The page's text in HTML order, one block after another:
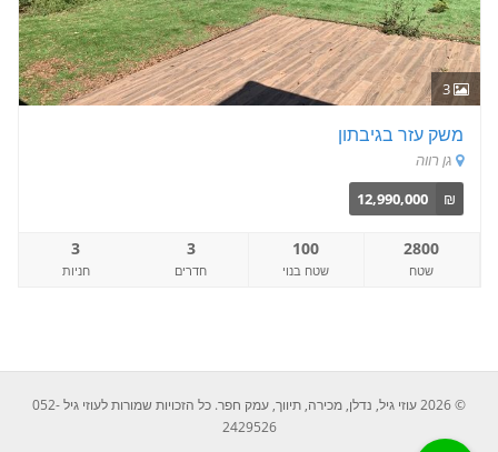
3
משק עזר בגיבתון
גן רווה
₪
12,990,000
2800
שטח
100
שטח בנוי
3
חדרים
3
חניות
© 2026 עוזי גיל, נדלן, מכירה, תיווך, עמק חפר. כל הזכויות שמורות לעוזי גיל 052-
2429526